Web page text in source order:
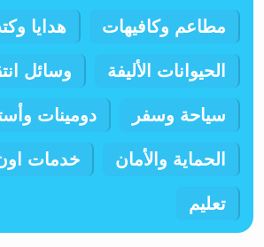
مطاعم وكافيهات هدايا
الحيوانات الأليفة وسائل
سياحة وسفر دومينات
الحماية والأمان خدمات
تعليم